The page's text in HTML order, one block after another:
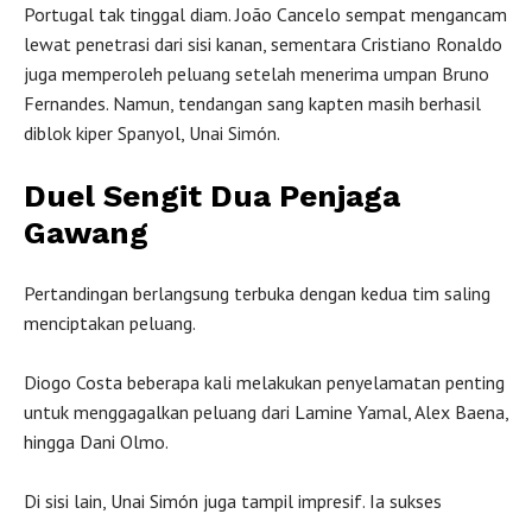
Portugal tak tinggal diam. João Cancelo sempat mengancam
lewat penetrasi dari sisi kanan, sementara Cristiano Ronaldo
juga memperoleh peluang setelah menerima umpan Bruno
Fernandes. Namun, tendangan sang kapten masih berhasil
diblok kiper Spanyol, Unai Simón.
Duel Sengit Dua Penjaga
Gawang
Pertandingan berlangsung terbuka dengan kedua tim saling
menciptakan peluang.
Diogo Costa beberapa kali melakukan penyelamatan penting
untuk menggagalkan peluang dari Lamine Yamal, Alex Baena,
hingga Dani Olmo.
Di sisi lain, Unai Simón juga tampil impresif. Ia sukses